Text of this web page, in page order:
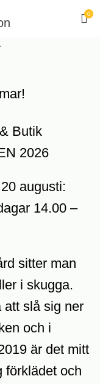
0
Butik
2026
augusti:
14.00 –
sitter man
i skugga.
att slå sig ner
och i
är det mitt
förklädet och